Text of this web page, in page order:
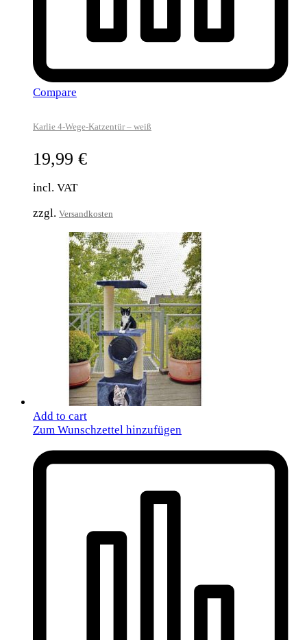
Compare
Karlie 4-Wege-Katzentür – weiß
19,99 €
incl. VAT
zzgl. Versandkosten
Add to cart
Zum Wunschzettel hinzufügen